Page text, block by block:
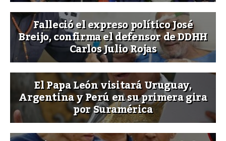
Falleció el expreso político José
Breijo, confirma el defensor de DDHH
Carlos Julio Rojas
El Papa León visitará Uruguay,
Argentina y Perú en su primera gira
por Suramérica